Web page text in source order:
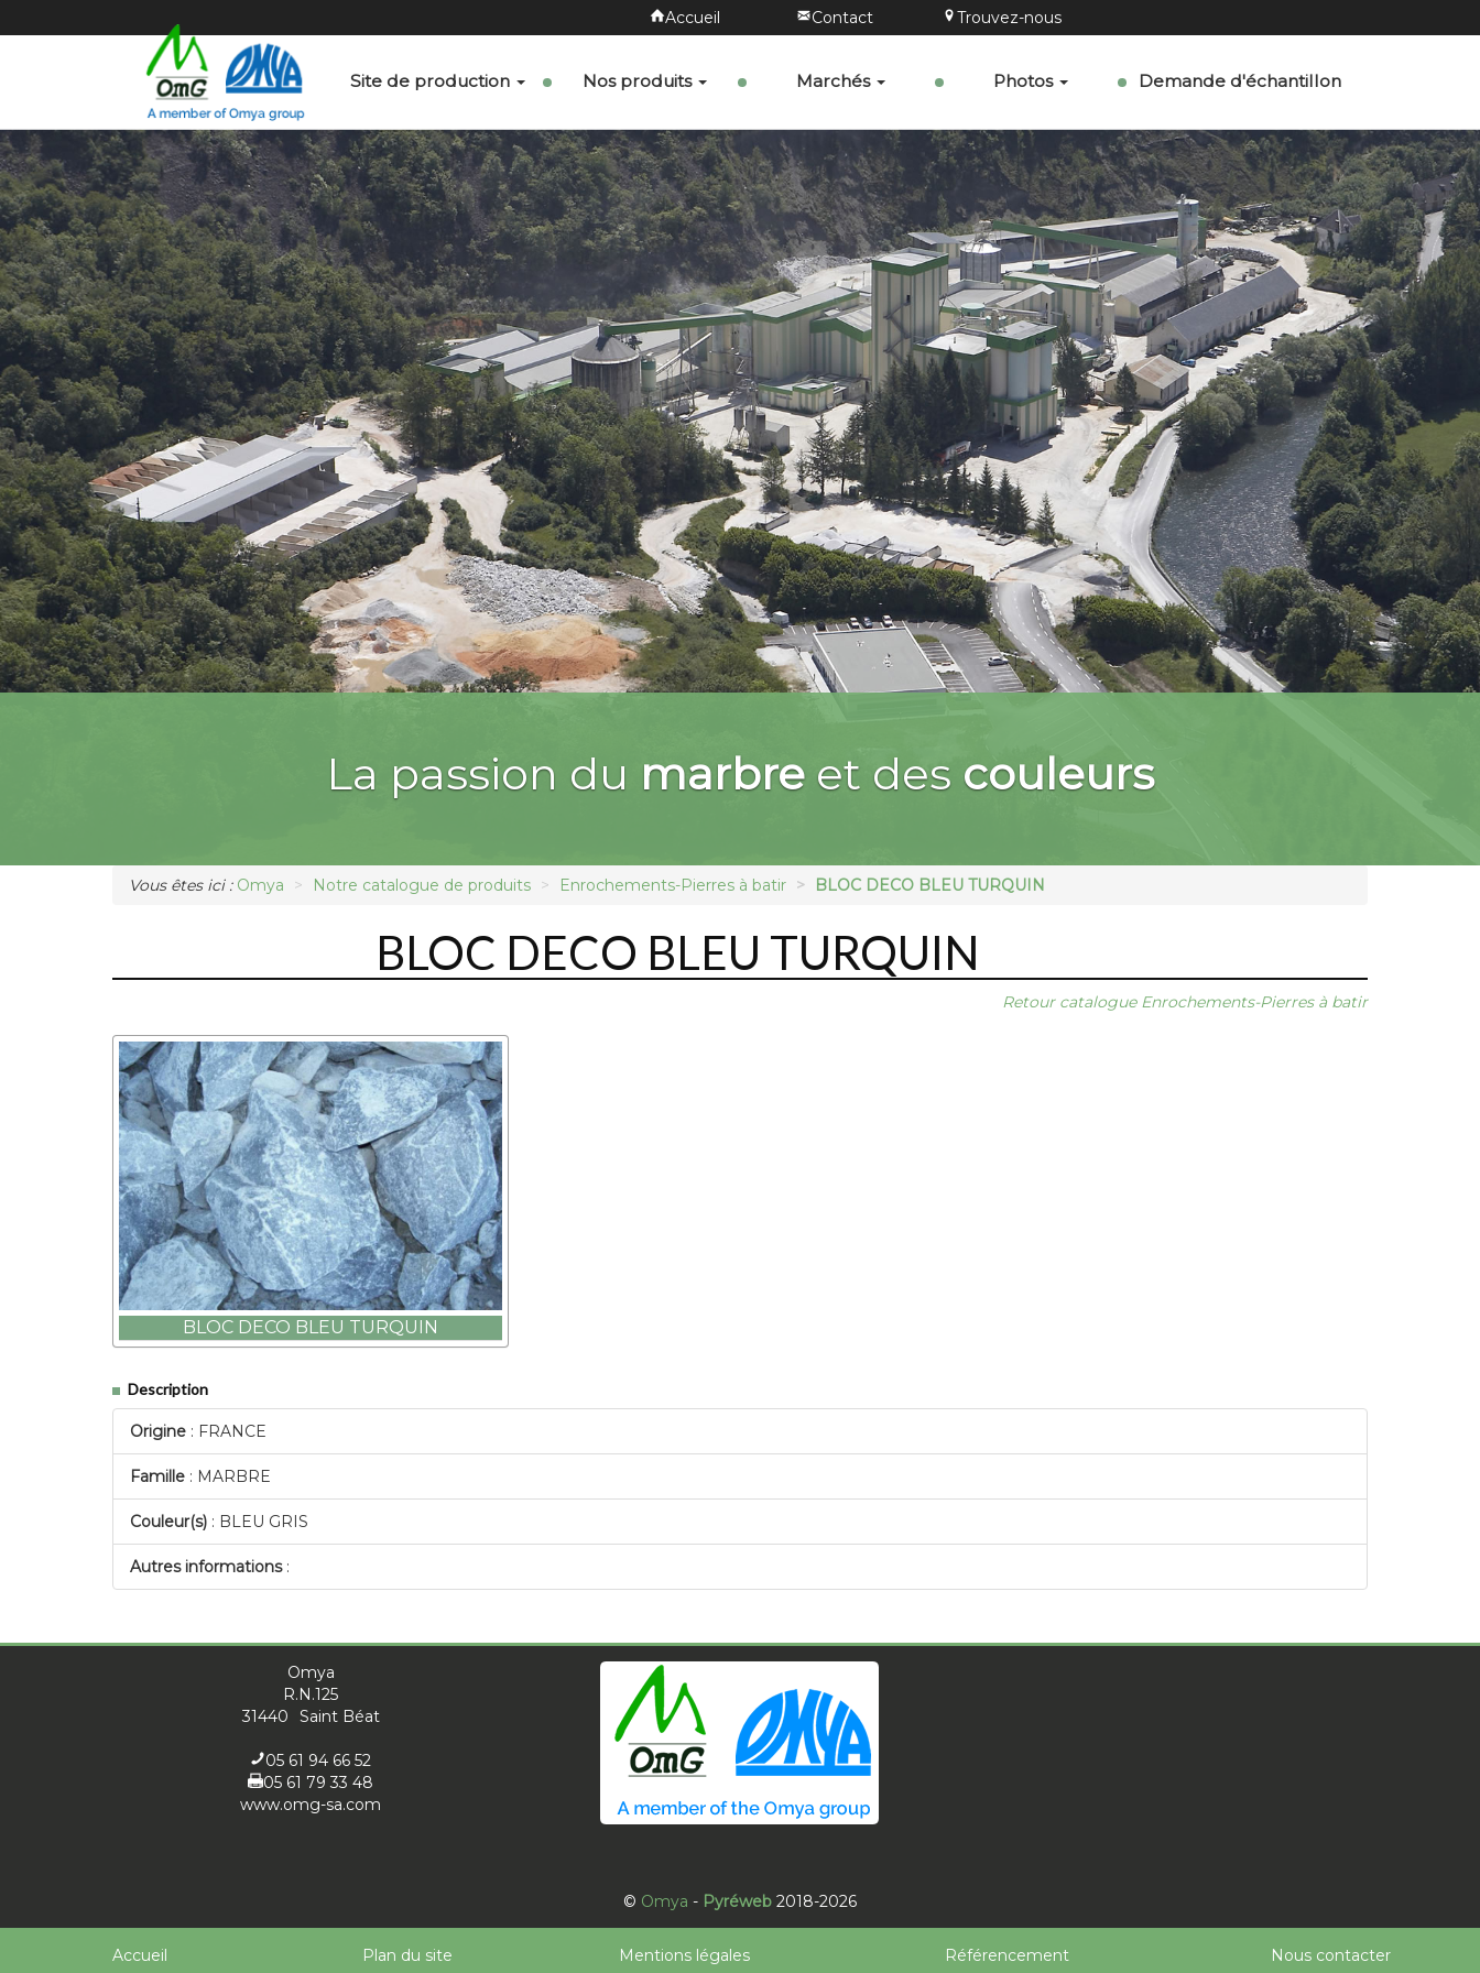
Accueil Contact Trouvez-nous
Site de production Nos produits Marchés Photos Demande d'échantillon
La passion du marbre et des couleurs
Vous êtes ici : Omya Notre catalogue de produits Enrochements-Pierres à batir BLOC DECO BLEU TURQUIN
BLOC DECO BLEU TURQUIN
Retour catalogue Enrochements-Pierres à batir
BLOC DECO BLEU TURQUIN
Description
Origine : FRANCE
Famille : MARBRE
Couleur(s) : BLEU GRIS
Autres informations:
© Omya - Pyréweb2018-2026
Omya
R.N.125
31440
Saint Béat
05 61 94 66 52
05 61 79 33 48
www.omg-sa.com
Accueil Plan du site Mentions légales Référencement Nous contacter